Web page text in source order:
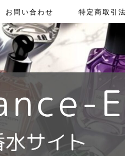
お問い合わせ 特定商取引